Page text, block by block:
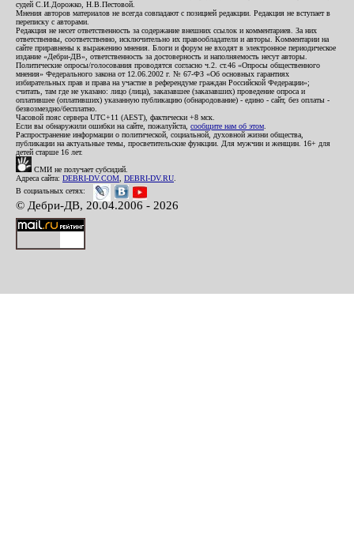
судей С.И.Дорожко, Н.В.Пестовой.
Мнения авторов материалов не всегда совпадают с позицией редакции. Редакция не вступает в
переписку с авторами.
Редакция не несет ответственность за содержание внешних ссылок и комментариев. За них
ответственны, соответственно, исключительно их правообладатели и авторы. Комментарии на
сайте приравнены к выражению мнения. Блоги и форум не входят в электронное периодическое
издание «Дебри-ДВ», ответственность за достоверность и наполняемость несут авторы.
Политические опросы/голосования проводятся согласно ч.2. ст.46 «Опросы общественного
мнения» Федерального закона от 12.06.2002 г. № 67-ФЗ «Об основных гарантиях
избирательных прав и права на участие в референдуме граждан Российской Федерации»;
считать, там где не указано: лицо (лица), заказавшее (заказавших) проведение опроса и
оплатившее (оплативших) указанную публикацию (обнародование) - едино - сайт, без оплаты -
безвозмездно/бесплатно.
Часовой пояс сервера UTC+11 (AEST), фактически +8 мск.
Если вы обнаружили ошибки на сайте, пожалуйста, сообщите нам об этом
Распространение информации о политической, социальной, духовной жизни общества,
публикации на актуальные темы, просветительские функции. Для мужчин и женщин. 16+ для
детей старше 16 лет.
СМИ не получает субсидий.
Адреса сайта: DEBRI-DV.COM DEBRI-DV.RU
В социальных сетях:
© Дебри-ДВ, 20.04.2006 - 2026